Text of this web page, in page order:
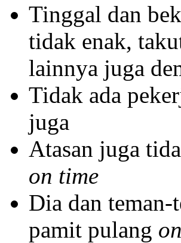
Tinggal dan
tidak enak,
lainnya juga
Tidak ada
juga
Atasan juga
on time
Dia dan teman-
pamit pulang